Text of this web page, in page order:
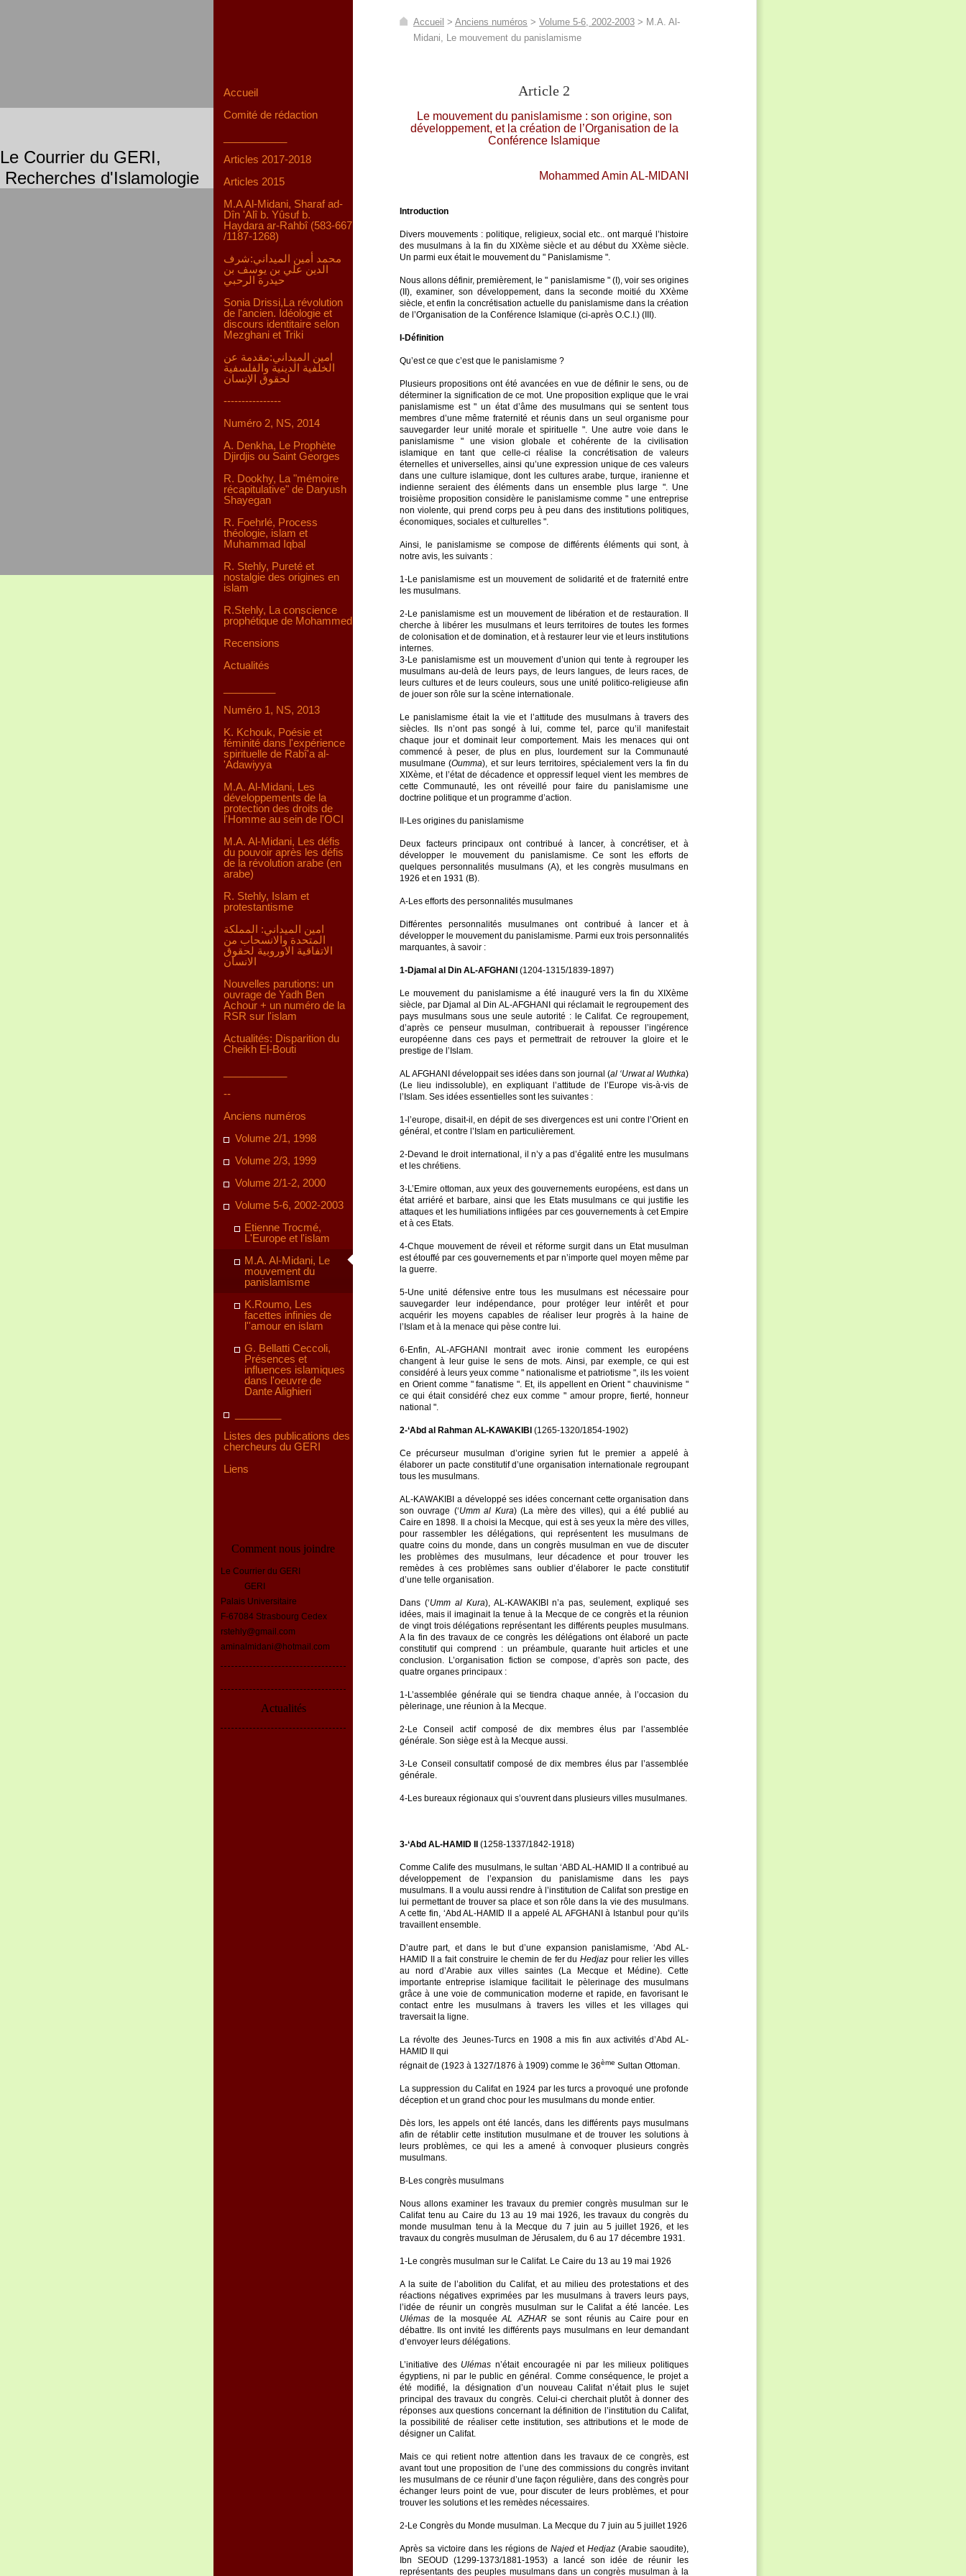
Le Courrier du GERI,
Recherches d'Islamologie
Accueil
Comité de rédaction
Articles 2017-2018
Articles 2015
M.A Al-Midani, Sharaf ad-
Dîn 'Alî b. Yûsuf b.
Haydara ar-Rahbî (583-667
/1187-1268)
محمد أمين الميداني:شرف
الدين علي بن يوسف بن
حيدرة الرحبي
Sonia Drissi,La révolution
de l'ancien. Idéologie et
discours identitaire selon
Mezghani et Triki
امين الميداني:مقدمة عن
الخلفية الدينية والفلسفية
لحقوق الإنسان
----------------
Numéro 2, NS, 2014
A. Denkha, Le Prophète
Djirdjis ou Saint Georges
R. Dookhy, La "mémoire
récapitulative" de Daryush
Shayegan
R. Foehrlé, Process
théologie, islam et
Muhammad Iqbal
R. Stehly, Pureté et
nostalgie des origines en
islam
R.Stehly, La conscience
prophétique de Mohammed
Recensions
Actualités
Numéro 1, NS, 2013
K. Kchouk, Poésie et
féminité dans l'expérience
spirituelle de Rabî'a al-
'Adawiyya
M.A. Al-Midani, Les
développements de la
protection des droits de
l'Homme au sein de l'OCI
M.A. Al-Midani, Les défis
du pouvoir après les défis
de la révolution arabe (en
arabe)
R. Stehly, Islam et
protestantisme
امين الميداني: المملكة
المتحدة والانسحاب من
الاتفاقية الاوروبية لحقوق
الانسان
Nouvelles parutions: un
ouvrage de Yadh Ben
Achour + un numéro de la
RSR sur l'islam
Actualités: Disparition du
Cheikh El-Bouti
--
Anciens numéros
Volume 2/1, 1998
Volume 2/3, 1999
Volume 2/1-2, 2000
Volume 5-6, 2002-2003
Etienne Trocmé,
L'Europe et l'islam
M.A. Al-Midani, Le
mouvement du
panislamisme
K.Roumo, Les
facettes infinies de
l''amour en islam
G. Bellatti Ceccoli,
Présences et
influences islamiques
dans l'oeuvre de
Dante Alighieri
Listes des publications des
chercheurs du GERI
Liens
Comment nous joindre
Le Courrier du GERI
GERI
Palais Universitaire
F-67084 Strasbourg Cedex
rstehly@gmail.com
aminalmidani@hotmail.com
Actualités
Accueil > Anciens numéros > Volume 5-6, 2002-2003 > M.A. Al-
Midani, Le mouvement du panislamisme
Article 2
Le mouvement du panislamisme : son origine, son
développement, et la création de l’Organisation de la
Conférence Islamique
Mohammed Amin AL-MIDANI
Introduction
Divers mouvements : politique, religieux, social etc.. ont marqué l’histoire
des musulmans à la fin du XIXème siècle et au début du XXème siècle.
Un parmi eux était le mouvement du " Panislamisme ".
Nous allons définir, premièrement, le " panislamisme " (I), voir ses origines
(II), examiner, son développement, dans la seconde moitié du XXème
siècle, et enfin la concrétisation actuelle du panislamisme dans la création
de l’Organisation de la Conférence Islamique (ci-après O.C.I.) (III).
I-Définition
Qu’est ce que c’est que le panislamisme ?
Plusieurs propositions ont été avancées en vue de définir le sens, ou de
déterminer la signification de ce mot. Une proposition explique que le vrai
panislamisme est " un état d’âme des musulmans qui se sentent tous
membres d’une même fraternité et réunis dans un seul organisme pour
sauvegarder leur unité morale et spirituelle ". Une autre voie dans le
panislamisme " une vision globale et cohérente de la civilisation
islamique en tant que celle-ci réalise la concrétisation de valeurs
éternelles et universelles, ainsi qu’une expression unique de ces valeurs
dans une culture islamique, dont les cultures arabe, turque, iranienne et
indienne seraient des éléments dans un ensemble plus large ". Une
troisième proposition considère le panislamisme comme " une entreprise
non violente, qui prend corps peu à peu dans des institutions politiques,
économiques, sociales et culturelles ".
Ainsi, le panislamisme se compose de différents éléments qui sont, à
notre avis, les suivants :
1-Le panislamisme est un mouvement de solidarité et de fraternité entre
les musulmans.
2-Le panislamisme est un mouvement de libération et de restauration. Il
cherche à libérer les musulmans et leurs territoires de toutes les formes
de colonisation et de domination, et à restaurer leur vie et leurs institutions
internes.
3-Le panislamisme est un mouvement d’union qui tente à regrouper les
musulmans au-delà de leurs pays, de leurs langues, de leurs races, de
leurs cultures et de leurs couleurs, sous une unité politico-religieuse afin
de jouer son rôle sur la scène internationale.
Le panislamisme était la vie et l’attitude des musulmans à travers des
siècles. Ils n’ont pas songé à lui, comme tel, parce qu’il manifestait
chaque jour et dominait leur comportement. Mais les menaces qui ont
commencé à peser, de plus en plus, lourdement sur la Communauté
musulmane (Oumma), et sur leurs territoires, spécialement vers la fin du
XIXème, et l’état de décadence et oppressif lequel vient les membres de
cette Communauté, les ont réveillé pour faire du panislamisme une
doctrine politique et un programme d’action.
II-Les origines du panislamisme
Deux facteurs principaux ont contribué à lancer, à concrétiser, et à
développer le mouvement du panislamisme. Ce sont les efforts de
quelques personnalités musulmans (A), et les congrès musulmans en
1926 et en 1931 (B).
A-Les efforts des personnalités musulmanes
Différentes personnalités musulmanes ont contribué à lancer et à
développer le mouvement du panislamisme. Parmi eux trois personnalités
marquantes, à savoir :
1-Djamal al Din AL-AFGHANI (1204-1315/1839-1897)
Le mouvement du panislamisme a été inauguré vers la fin du XIXème
siècle, par Djamal al Din AL-AFGHANI qui réclamait le regroupement des
pays musulmans sous une seule autorité : le Califat. Ce regroupement,
d’après ce penseur musulman, contribuerait à repousser l’ingérence
européenne dans ces pays et permettrait de retrouver la gloire et le
prestige de l’Islam.
AL AFGHANI développait ses idées dans son journal (al ‘Urwat al Wuthka)
(Le lieu indissoluble), en expliquant l’attitude de l’Europe vis-à-vis de
l’Islam. Ses idées essentielles sont les suivantes :
1-l’europe, disait-il, en dépit de ses divergences est uni contre l’Orient en
général, et contre l’Islam en particulièrement.
2-Devand le droit international, il n’y a pas d’égalité entre les musulmans
et les chrétiens.
3-L’Emire ottoman, aux yeux des gouvernements européens, est dans un
état arriéré et barbare, ainsi que les Etats musulmans ce qui justifie les
attaques et les humiliations infligées par ces gouvernements à cet Empire
et à ces Etats.
4-Chque mouvement de réveil et réforme surgit dans un Etat musulman
est étouffé par ces gouvernements et par n’importe quel moyen même par
la guerre.
5-Une unité défensive entre tous les musulmans est nécessaire pour
sauvegarder leur indépendance, pour protéger leur intérêt et pour
acquérir les moyens capables de réaliser leur progrès à la haine de
l’Islam et à la menace qui pèse contre lui.
6-Enfin, AL-AFGHANI montrait avec ironie comment les européens
changent à leur guise le sens de mots. Ainsi, par exemple, ce qui est
considéré à leurs yeux comme " nationalisme et patriotisme ", ils les voient
en Orient comme " fanatisme ". Et, ils appellent en Orient " chauvinisme "
ce qui était considéré chez eux comme " amour propre, fierté, honneur
national ".
2-‘Abd al Rahman AL-KAWAKIBI (1265-1320/1854-1902)
Ce précurseur musulman d’origine syrien fut le premier a appelé à
élaborer un pacte constitutif d’une organisation internationale regroupant
tous les musulmans.
AL-KAWAKIBI a développé ses idées concernant cette organisation dans
son ouvrage (‘Umm al Kura) (La mère des villes), qui a été publié au
Caire en 1898. Il a choisi la Mecque, qui est à ses yeux la mère des villes,
pour rassembler les délégations, qui représentent les musulmans de
quatre coins du monde, dans un congrès musulman en vue de discuter
les problèmes des musulmans, leur décadence et pour trouver les
remèdes à ces problèmes sans oublier d’élaborer le pacte constitutif
d’une telle organisation.
Dans (‘Umm al Kura), AL-KAWAKIBI n’a pas, seulement, expliqué ses
idées, mais il imaginait la tenue à la Mecque de ce congrès et la réunion
de vingt trois délégations représentant les différents peuples musulmans.
A la fin des travaux de ce congrès les délégations ont élaboré un pacte
constitutif qui comprend : un préambule, quarante huit articles et une
conclusion. L’organisation fiction se compose, d’après son pacte, des
quatre organes principaux :
1-L’assemblée générale qui se tiendra chaque année, à l’occasion du
pèlerinage, une réunion à la Mecque.
2-Le Conseil actif composé de dix membres élus par l’assemblée
générale. Son siège est à la Mecque aussi.
3-Le Conseil consultatif composé de dix membres élus par l’assemblée
générale.
4-Les bureaux régionaux qui s’ouvrent dans plusieurs villes musulmanes.
3-‘Abd AL-HAMID II (1258-1337/1842-1918)
Comme Calife des musulmans, le sultan ‘ABD AL-HAMID II a contribué au
développement de l’expansion du panislamisme dans les pays
musulmans. Il a voulu aussi rendre à l’institution de Califat son prestige en
lui permettant de trouver sa place et son rôle dans la vie des musulmans.
A cette fin, ‘Abd AL-HAMID II a appelé AL AFGHANI à Istanbul pour qu’ils
travaillent ensemble.
D’autre part, et dans le but d’une expansion panislamisme, ‘Abd AL-
HAMID II a fait construire le chemin de fer duHedjaz pour relier les villes
au nord d’Arabie aux villes saintes (La Mecque et Médine). Cette
importante entreprise islamique facilitait le pèlerinage des musulmans
grâce à une voie de communication moderne et rapide, en favorisant le
contact entre les musulmans à travers les villes et les villages qui
traversait la ligne.
La révolte des Jeunes-Turcs en 1908 a mis fin aux activités d’Abd AL-
HAMID II qui
régnait de (1923 à 1327/1876 à 1909) comme le 36ème Sultan Ottoman.
La suppression du Califat en 1924 par les turcs a provoqué une profonde
déception et un grand choc pour les musulmans du monde entier.
Dès lors, les appels ont été lancés, dans les différents pays musulmans
afin de rétablir cette institution musulmane et de trouver les solutions à
leurs problèmes, ce qui les a amené à convoquer plusieurs congrès
musulmans.
B-Les congrès musulmans
Nous allons examiner les travaux du premier congrès musulman sur le
Califat tenu au Caire du 13 au 19 mai 1926, les travaux du congrès du
monde musulman tenu à la Mecque du 7 juin au 5 juillet 1926, et les
travaux du congrès musulman de Jérusalem, du 6 au 17 décembre 1931.
1-Le congrès musulman sur le Califat. Le Caire du 13 au 19 mai 1926
A la suite de l’abolition du Califat, et au milieu des protestations et des
réactions négatives exprimées par les musulmans à travers leurs pays,
l’idée de réunir un congrès musulman sur le Califat a été lancée. Les
Ulémas de la mosquéeAL AZHARse sont réunis au Caire pour en
débattre. Ils ont invité les différents pays musulmans en leur demandant
d’envoyer leurs délégations.
L’initiative des Ulémas n’était encouragée ni par les milieux politiques
égyptiens, ni par le public en général. Comme conséquence, le projet a
été modifié, la désignation d’un nouveau Califat n’était plus le sujet
principal des travaux du congrès. Celui-ci cherchait plutôt à donner des
réponses aux questions concernant la définition de l’institution du Califat,
la possibilité de réaliser cette institution, ses attributions et le mode de
désigner un Califat.
Mais ce qui retient notre attention dans les travaux de ce congrès, est
avant tout une proposition de l’une des commissions du congrès invitant
les musulmans de ce réunir d’une façon régulière, dans des congrès pour
échanger leurs point de vue, pour discuter de leurs problèmes, et pour
trouver les solutions et les remèdes nécessaires.
2-Le Congrès du Monde musulman. La Mecque du 7 juin au 5 juillet 1926
Après sa victoire dans les régions de Najed et Hedjaz (Arabie saoudite),
Ibn SEOUD (1299-1373/1881-1953) a lancé son idée de réunir les
représentants des peuples musulmans dans un congrès musulman à la